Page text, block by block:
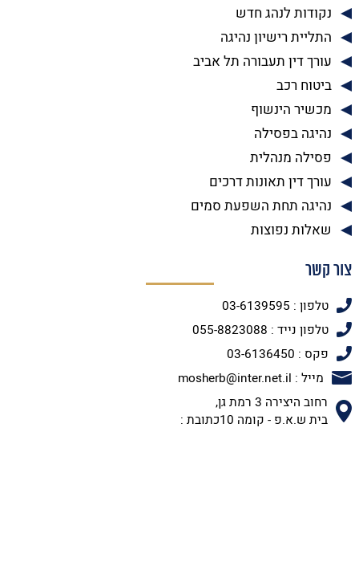
נקודות לנהג חדש
התליית רישיון נהיגה
עורך דין תעבורה תל אביב
ביטוח רכב
מכשיר הינשוף
נהיגה בפסילה
פסילה מנהלית
עורך דין תאונות דרכים
נהיגה תחת השפעת סמים
שאלות נפוצות
צור קשר
טלפון : 03-6139595
טלפון נייד : 055-8823088
פקס : 03-6136450
מייל : mosherb@inter.net.il
רחוב היצירה 3 רמת גן,
בית ש.א.פ - קומה 10כתובת :